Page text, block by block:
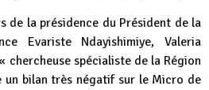
de la présidence du Président de la
Evariste Ndayishimiye, Valeria
chercheuse spécialiste de la Région
un bilan très négatif sur le Micro de